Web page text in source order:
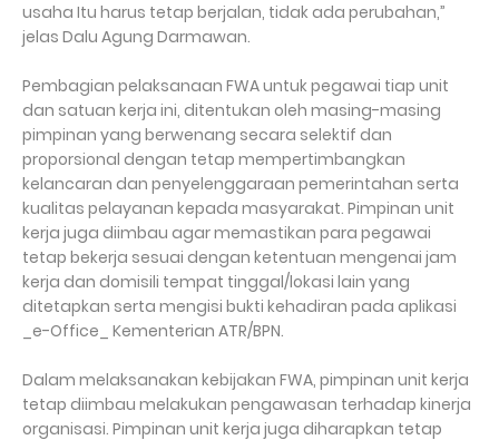
usaha Itu harus tetap berjalan, tidak ada perubahan,”
jelas Dalu Agung Darmawan.
Pembagian pelaksanaan FWA untuk pegawai tiap unit
dan satuan kerja ini, ditentukan oleh masing-masing
pimpinan yang berwenang secara selektif dan
proporsional dengan tetap mempertimbangkan
kelancaran dan penyelenggaraan pemerintahan serta
kualitas pelayanan kepada masyarakat. Pimpinan unit
kerja juga diimbau agar memastikan para pegawai
tetap bekerja sesuai dengan ketentuan mengenai jam
kerja dan domisili tempat tinggal/lokasi lain yang
ditetapkan serta mengisi bukti kehadiran pada aplikasi
_e-Office_ Kementerian ATR/BPN.
Dalam melaksanakan kebijakan FWA, pimpinan unit kerja
tetap diimbau melakukan pengawasan terhadap kinerja
organisasi. Pimpinan unit kerja juga diharapkan tetap